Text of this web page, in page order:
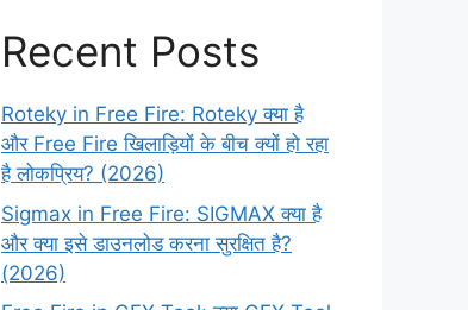
Recent Posts
Roteky in Free Fire: Roteky क्या है
और Free Fire खिलाड़ियों के बीच क्यों हो रहा
है लोकप्रिय? (2026)
Sigmax in Free Fire: SIGMAX क्या है
और क्या इसे डाउनलोड करना सुरक्षित है?
(2026)